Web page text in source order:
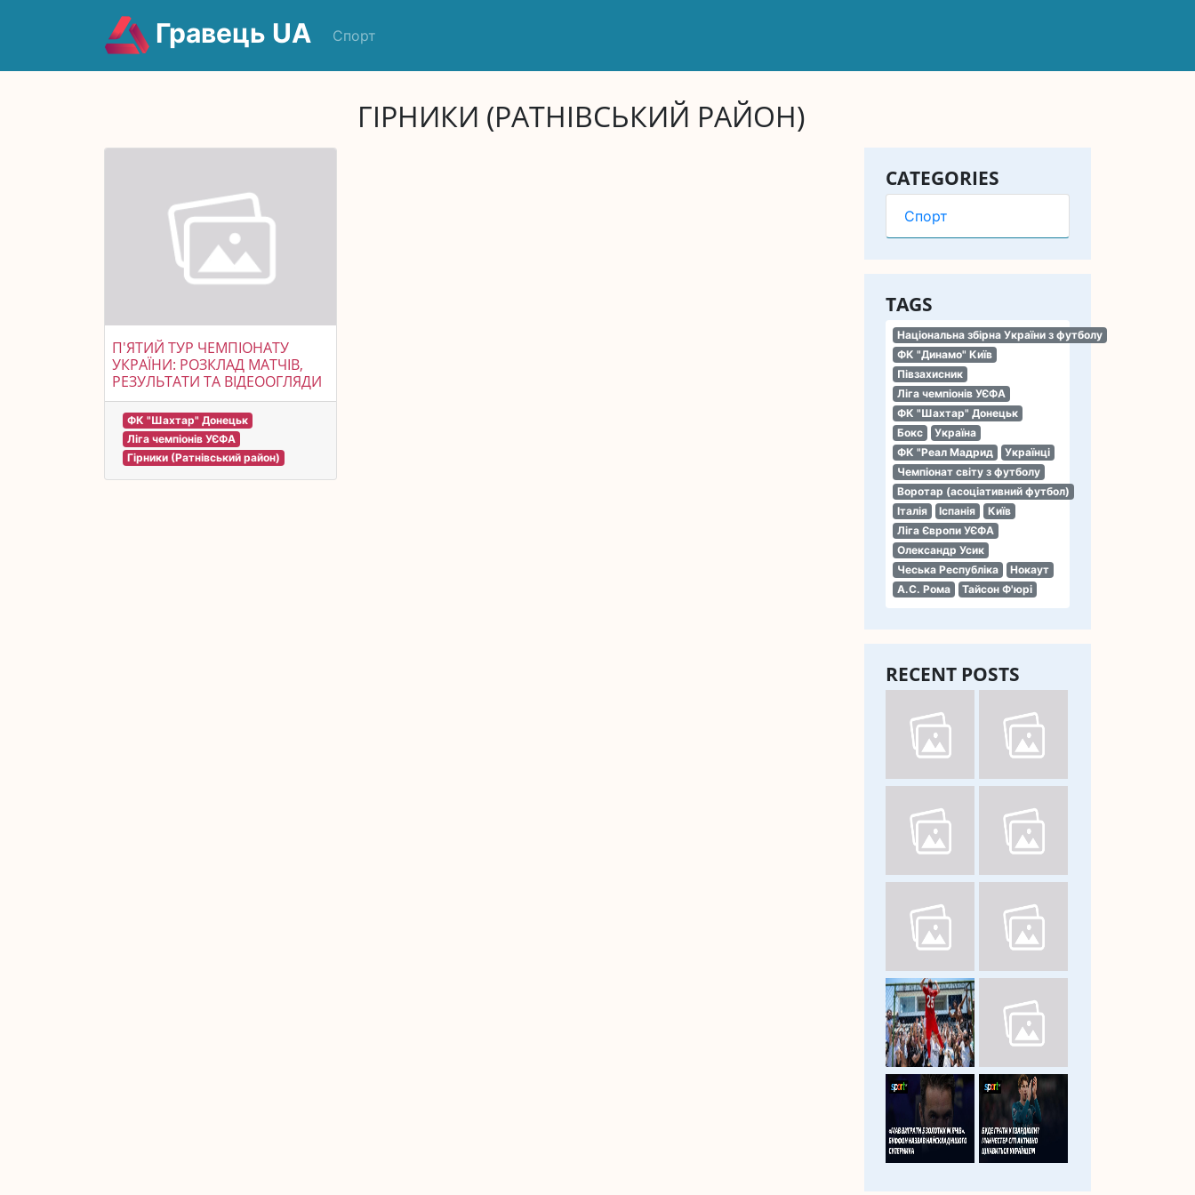
Гравець UA Спорт
ГІРНИКИ (РАТНІВСЬКИЙ РАЙОН)
CATEGORIES
Спорт
TAGS
Національна збірна України з футболу
ФК "Динамо" Київ
Півзахисник
Ліга чемпіонів УЄФА
ФК "Шахтар" Донецьк
Бокс
Україна
ФК "Реал Мадрид
Українці
Чемпіонат світу з футболу
Воротар (асоціативний футбол)
Італія
Іспанія
Київ
Ліга Європи УЄФА
Олександр Усик
Чеська Республіка
Нокаут
А.С. Рома
Тайсон Ф'юрі
RECENT POSTS
П'ЯТИЙ ТУР ЧЕМПІОНАТУ
УКРАЇНИ: РОЗКЛАД МАТЧІВ,
РЕЗУЛЬТАТИ ТА ВІДЕООГЛЯДИ
ФК "Шахтар" Донецьк
Ліга чемпіонів УЄФА
Гірники (Ратнівський район)